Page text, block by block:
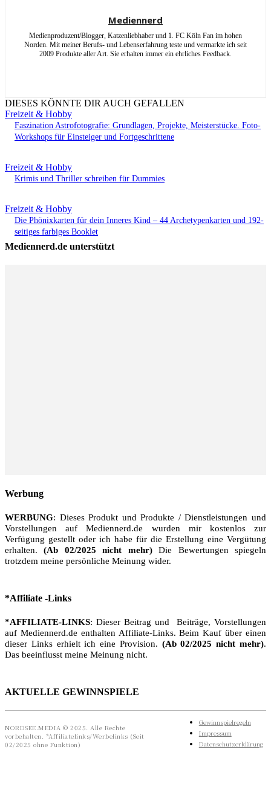
Mediennerd
Medienproduzent/Blogger, Katzenliebhaber und 1. FC Köln Fan im hohen
Norden. Mit meiner Berufs- und Lebenserfahrung teste und vermarkte ich seit
2009 Produkte aller Art. Sie erhalten immer ein ehrliches Feedback.
DIESES KÖNNTE DIR AUCH GEFALLEN
Freizeit & Hobby
Faszination Astrofotografie: Grundlagen, Projekte, Meisterstücke. Foto-
Workshops für Einsteiger und Fortgeschrittene
Freizeit & Hobby
Krimis und Thriller schreiben für Dummies
Freizeit & Hobby
Die Phönixkarten für dein Inneres Kind – 44 Archetypenkarten und 192-
seitiges farbiges Booklet
Mediennerd.de unterstützt
Werbung
WERBUNG: Dieses Produkt und Produkte / Dienstleistungen und
Vorstellungen auf Mediennerd.de wurden mir kostenlos zur
Verfügung gestellt oder ich habe für die Erstellung eine Vergütung
erhalten.(Ab 02/2025 nicht mehr)Die Bewertungen spiegeln
trotzdem meine persönliche Meinung wider.
*Affiliate -Links
*AFFILIATE-LINKS: Dieser Beitrag und Beiträge, Vorstellungen
auf Mediennerd.de enthalten Affiliate-Links. Beim Kauf über einen
dieser Links erhielt ich eine Provision. (Ab 02/2025 nicht mehr).
Das beeinflusst meine Meinung nicht.
AKTUELLE GEWINNSPIELE
NORDSEE.MEDIA © 2025. Alle Rechte
vorbehalten. *Affiliatelinks/Werbelinks (Seit
02/2025 ohne Funktion)
Gewinnspielregeln
Impressum
Datenschutzerklärung